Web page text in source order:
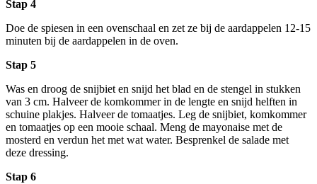
Stap 4
Doe de spiesen in een ovenschaal en zet ze bij de aardappelen 12-15
minuten bij de aardappelen in de oven.
Stap 5
Was en droog de snijbiet en snijd het blad en de stengel in stukken
van 3 cm. Halveer de komkommer in de lengte en snijd helften in
schuine plakjes. Halveer de tomaatjes. Leg de snijbiet, komkommer
en tomaatjes op een mooie schaal. Meng de mayonaise met de
mosterd en verdun het met wat water. Besprenkel de salade met
deze dressing.
Stap 6